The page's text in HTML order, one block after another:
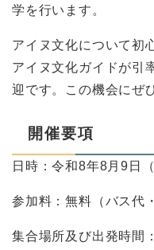
学を行います。
アイヌ文化について初
アイヌ文化ガイドが引
迎です。この機会にぜ
開催要項
日時：令和8年8月9日
参加料：無料（バス代
集合場所及び出発時